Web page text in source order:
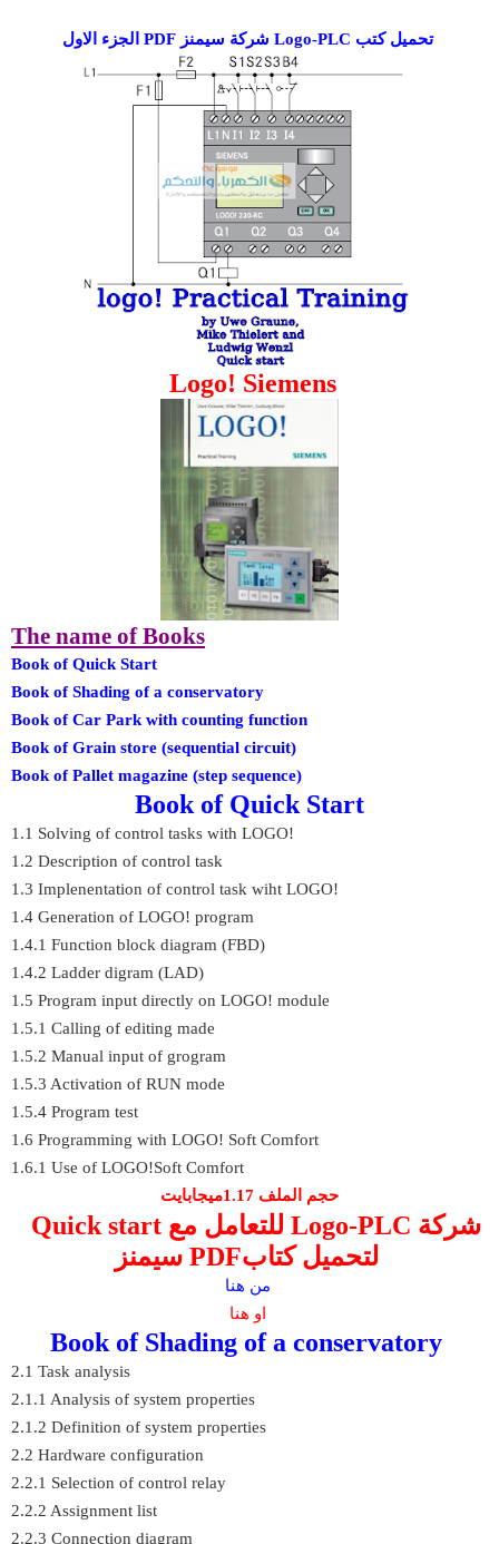
تحميل كتب Logo-PLC شركة سيمنز PDF الجزء الاول
Logo! Siemens
The name of Books
Book of Quick Start
Book of Shading of a conservatory
Book of Car Park with counting function
Book of Grain store (sequential circuit)
Book of Pallet magazine (step sequence)
Book of Quick Start
1.1 Solving of control tasks with LOGO!
1.2 Description of control task
1.3 Implenentation of control task wiht LOGO!
1.4 Generation of LOGO! program
1.4.1 Function block diagram (FBD)
1.4.2 Ladder digram (LAD)
1.5 Program input directly on LOGO! module
1.5.1 Calling of editing made
1.5.2 Manual input of grogram
1.5.3 Activation of RUN mode
1.5.4 Program test
1.6 Programming with LOGO! Soft Comfort
1.6.1 Use of LOGO!Soft Comfort
حجم الملف 1.17ميجابايت
Quick start للتعامل مع Logo-PLC شركة
من هنا
Book of Shading of a conservatory
2.1 Task analysis
2.1.1 Analysis of system properties
2.1.2 Definition of system properties
2.2 Hardware configuration
2.2.1 Selection of control relay
2.2.2 Assignment list
2.2.3 Connection diagram